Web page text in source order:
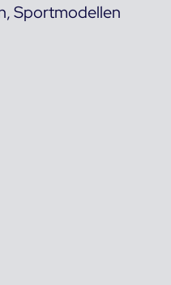
,Sportmodellen